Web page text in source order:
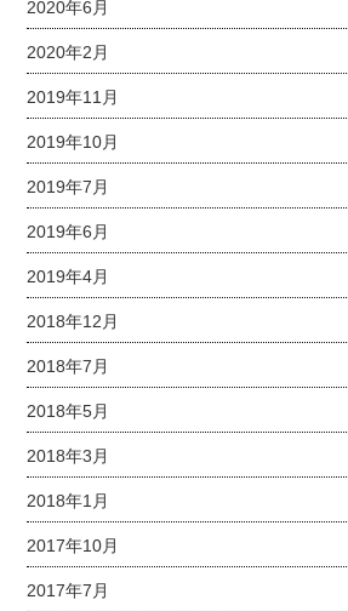
2020年6月
2020年2月
2019年11月
2019年10月
2019年7月
2019年6月
2019年4月
2018年12月
2018年7月
2018年5月
2018年3月
2018年1月
2017年10月
2017年7月